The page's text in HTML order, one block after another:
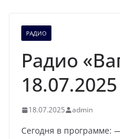
РАДИО
Радио
18.07.2025
18.07.2025 admin
Сегодня в программе: